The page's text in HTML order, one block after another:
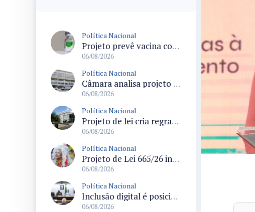
Política Nacional
Projeto prevê vacina contra HPV obrigatória e testes moleculares para rastreamento do câncer do colo do útero
06/08/2026
Política Nacional
Câmara analisa projeto que cria Política Nacional de Qualificação e Valorização da Preceptoria na Residência Médica
06/08/2026
Política Nacional
Projeto de lei cria regras para punir litigância abusiva reversa e integrar sistemas do Judiciário
06/08/2026
Política Nacional
Projeto de Lei 665/26 institui política nacional para prevenção ao transfeminicídio e prevê medidas de proteção e reparação
06/08/2026
Política Nacional
Inclusão digital é posicionada como pilar essencial da reurbanização de favelas e periferias
06/08/2026